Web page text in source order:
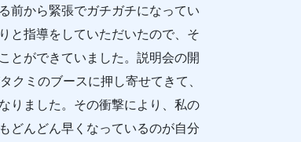
前から緊張でガチガチになってい
と指導をしていただいたので、そ
とができていました。説明会の開
クミのブースに押し寄せてきて、
りました。その衝撃により、私の
どんどん早くなっているのが自分